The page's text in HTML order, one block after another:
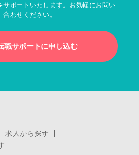
サポートいたします。お気軽にお問い
合わせください。
職サポートに申し込む
求人から探す